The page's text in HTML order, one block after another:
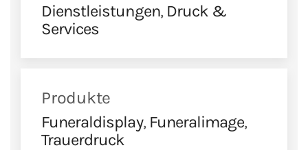
Dienstleistungen, Druck &
Services
Produkte
Funeraldisplay, Funeralimage,
Trauerdruck